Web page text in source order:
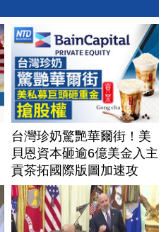
台灣珍奶驚艷華爾街！美
貝恩資本砸逾6億美金入主
貢茶拓國際版圖加速攻
美？｜#財經新聞｜
20260806(四)